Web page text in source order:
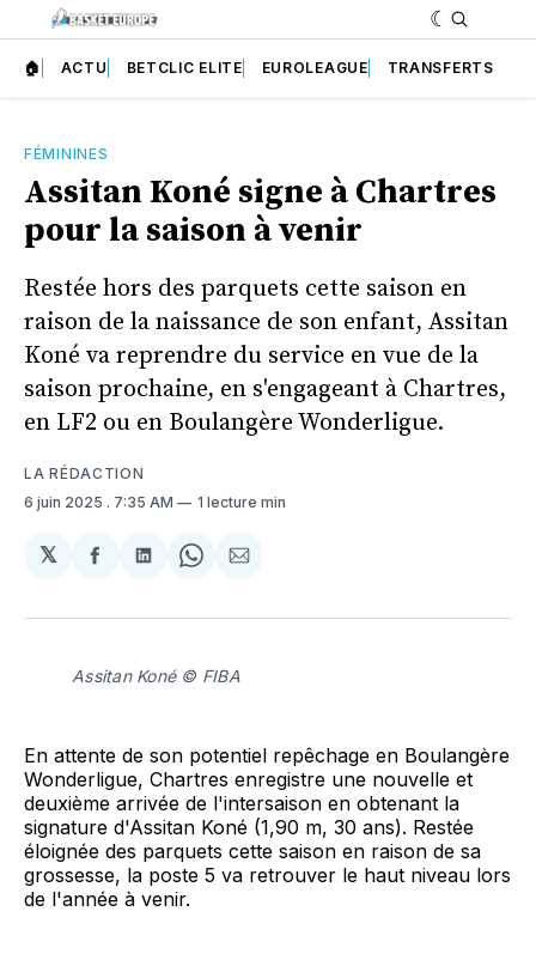
🏠 ACTU BETCLIC ELITE EUROLEAGUE TRANSFERTS
FÉMININES
Assitan Koné signe à Chartres
pour la saison à venir
Restée hors des parquets cette saison en
raison de la naissance de son enfant, Assitan
Koné va reprendre du service en vue de la
saison prochaine, en s'engageant à Chartres,
en LF2 ou en Boulangère Wonderligue.
LA RÉDACTION
6 juin 2025 . 7:35 AM 1 lecture min
𝕏
Partager
Facebook
Partager
LinkedIn
Share
WhatsApp
Partager
Courriel
Assitan Koné © FIBA
En attente de son potentiel repêchage en Boulangère
Wonderligue, Chartres enregistre une nouvelle et
deuxième arrivée de l'intersaison en obtenant la
signature d'Assitan Koné (1,90 m, 30 ans). Restée
éloignée des parquets cette saison en raison de sa
grossesse, la poste 5 va retrouver le haut niveau lors
de l'année à venir.